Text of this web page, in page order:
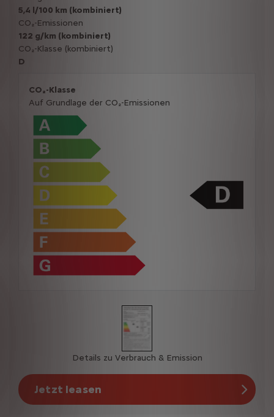
5,4 l/100 km (kombiniert)
CO₂-Emissionen
122 g/km (kombiniert)
CO₂-Klasse (kombiniert)
D
CO₂-Klasse
Auf Grundlage der CO₂-Emissionen
Details zu Verbrauch & Emission
Jetzt leasen